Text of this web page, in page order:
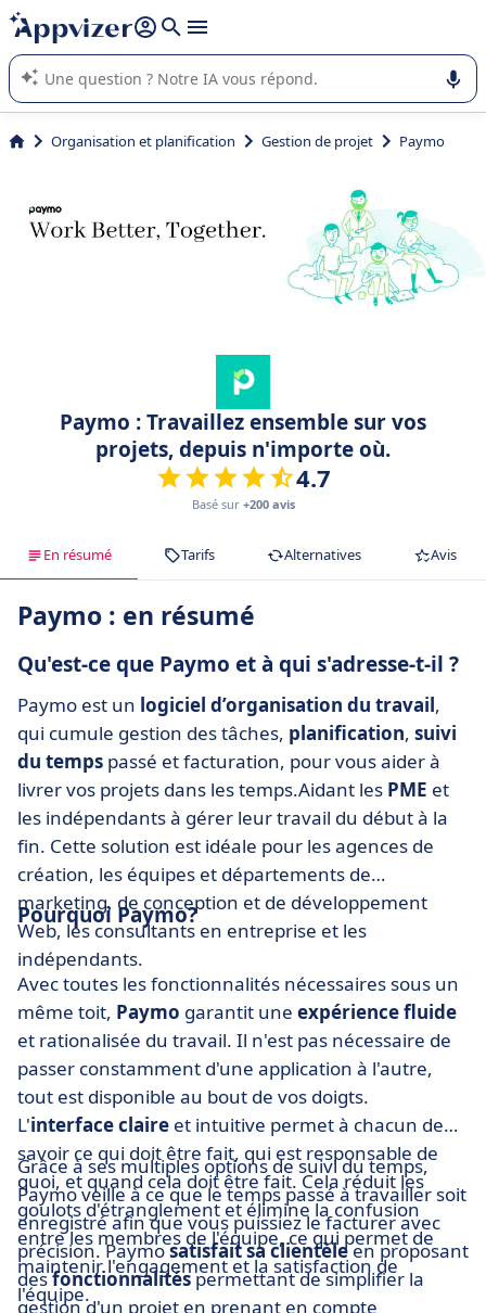
répondre (plusieurs lignes avec
L'IA de Appvizer vous guide dans l'utilisation ou la sélection de
logiciel SaaS en entreprise.
Organisation et planification Gestion de projet Paymo
Paymo : Travaillez ensemble sur vos
projets, depuis n'importe où.
4.7
Basé sur +200 avis
En résumé Tarifs Alternatives Avis
Paymo : en résumé
Qu'est-ce que Paymo et à qui s'adresse-t-il ?
Paymo est un logiciel d’organisation du travail,
qui cumule gestion des tâches, planification, suivi
du temps passé et facturation, pour vous aider à
livrer vos projets dans les temps.Aidant les PME et
les indépendants à gérer leur travail du début à la
fin. Cette solution est idéale pour les agences de
création, les équipes et départements de
marketing, de conception et de développement
Web, les consultants en entreprise et les
indépendants.
Pourquoi Paymo?
Avec toutes les fonctionnalités nécessaires sous un
même toit, Paymo garantit une expérience fluide
et rationalisée du travail. Il n'est pas nécessaire de
passer constamment d'une application à l'autre,
tout est disponible au bout de vos doigts.
L'interface claire et intuitive permet à chacun de
savoir ce qui doit être fait, qui est responsable de
quoi, et quand cela doit être fait. Cela réduit les
goulots d'étranglement et élimine la confusion
entre les membres de l'équipe, ce qui permet de
maintenir l'engagement et la satisfaction de
l'équipe.
Grâce à ses multiples options de suivi du temps,
Paymo veille à ce que le temps passé à travailler soit
enregistré afin que vous puissiez le facturer avec
précision. Paymosatisfait sa clientèleen proposant
desfonctionnalitéspermettant de simplifier la
gestion d'un projet en prenant en compte